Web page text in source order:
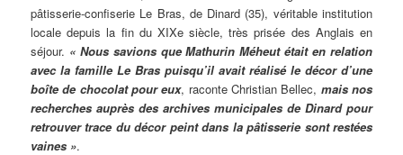
pâtisserie-confiserie Le Bras, de Dinard (35), véritable institution
locale depuis la fin du XIXe siècle, très prisée des Anglais en
séjour. « Nous savions que Mathurin Méheut était en relation
avec la famille Le Bras puisqu’il avait réalisé le décor d’une
boîte de chocolat pour eux, raconte Christian Bellec, mais nos
recherches auprès des archives municipales de Dinard pour
retrouver trace du décor peint dans la pâtisserie sont restées
vaines ».